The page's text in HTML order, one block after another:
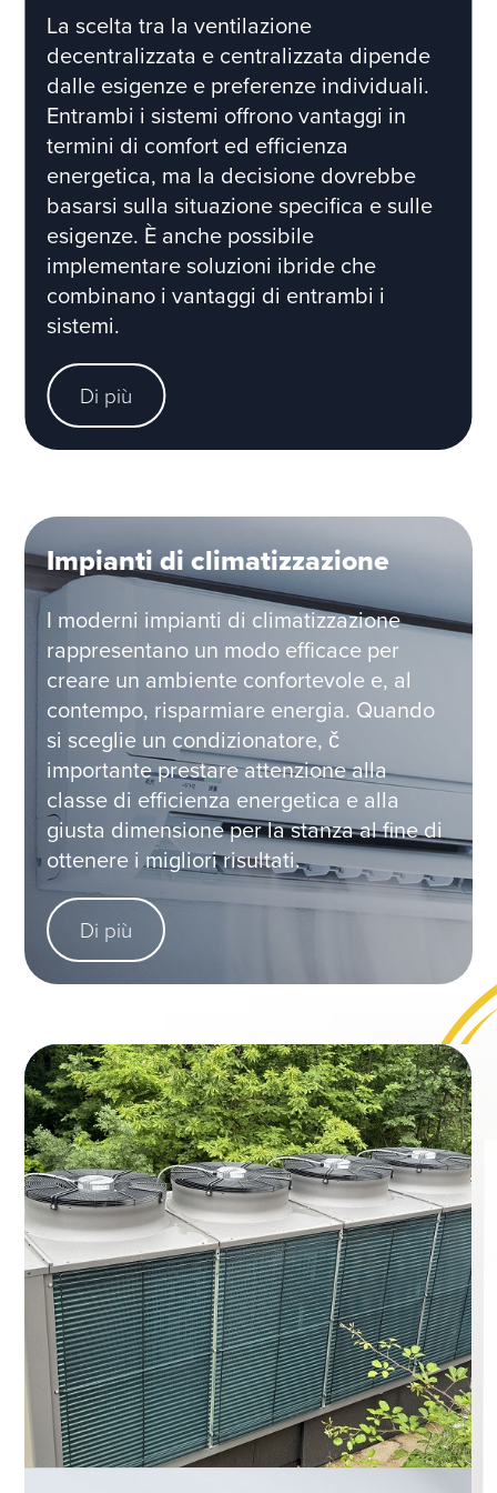
La scelta tra la ventilazione
decentralizzata e centralizzata dipende
dalle esigenze e preferenze individuali.
Entrambi i sistemi offrono vantaggi in
termini di comfort ed efficienza
energetica, ma la decisione dovrebbe
basarsi sulla situazione specifica e sulle
esigenze. È anche possibile
implementare soluzioni ibride che
combinano i vantaggi di entrambi i
sistemi.
Di più
Impianti di climatizzazione
I moderni impianti di climatizzazione
rappresentano un modo efficace per
creare un ambiente confortevole e, al
contempo, risparmiare energia. Quando
si sceglie un condizionatore, č
importante prestare attenzione alla
classe di efficienza energetica e alla
giusta dimensione per la stanza al fine di
ottenere i migliori risultati.
Di più